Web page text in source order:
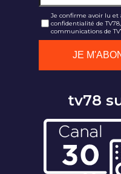
Je confirme avoir lu et
confidentialité de
communications de
tv78